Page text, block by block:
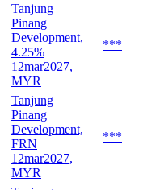
Tanjung
Pinang
Development,
4.25%
12mar2027,
MYR
***
Tanjung
Pinang
Development,
FRN
12mar2027,
MYR
***